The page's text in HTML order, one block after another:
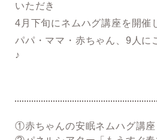
いただき
4月下旬にネムハグ講座を開催
パパ・ママ・赤ちゃん、9人に
♪
①赤ちゃんの安眠ネムハグ講座